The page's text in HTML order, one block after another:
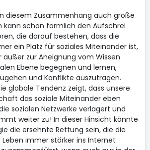
diesem Zusammenhang auch große
kann schon förmlich den Aufschrei
die darauf bestehen, dass die
ein Platz für soziales Miteinander ist,
außer zur Aneignung vom Wissen
Ebene begegnen und lernen,
und Konflikte auszutragen.
globale Tendenz zeigt, dass unsere
das soziale Miteinander eben
sozialen Netzwerke verlagert und
weiter zu! In dieser Hinsicht könnte
die ersehnte Rettung sein, die die
Leben immer stärker ins Internet